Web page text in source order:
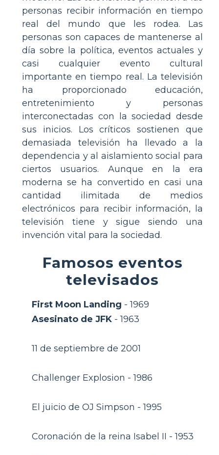
personas recibir información en tiempo
real del mundo que les rodea. Las
personas son capaces de mantenerse al
día sobre la política, eventos actuales y
casi cualquier evento cultural
importante en tiempo real. La televisión
ha proporcionado educación,
entretenimiento y personas
interconectadas con la sociedad desde
sus inicios. Los críticos sostienen que
demasiada televisión ha llevado a la
dependencia y al aislamiento social para
ciertos usuarios. Aunque en la era
moderna se ha convertido en casi una
cantidad ilimitada de medios
electrónicos para recibir información, la
televisión tiene y sigue siendo una
invención vital para la sociedad.
Famosos eventos
televisados
First Moon Landing - 1969
Asesinato de JFK - 1963
11 de septiembre de 2001
Challenger Explosion - 1986
El juicio de OJ Simpson - 1995
Coronación de la reina Isabel II - 1953